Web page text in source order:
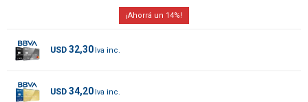
14
USD 32,30
USD 34,20